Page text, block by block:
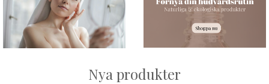
Nya produkter